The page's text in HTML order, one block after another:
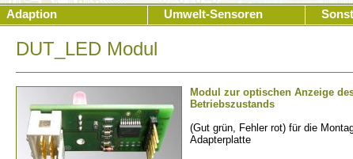
Adaption Umwelt-Sensoren
DUT_LED Modul
Modul zur optischen Anzeige
Betriebszustands
(Gut grün, Fehler rot) für die
Adapterplatte